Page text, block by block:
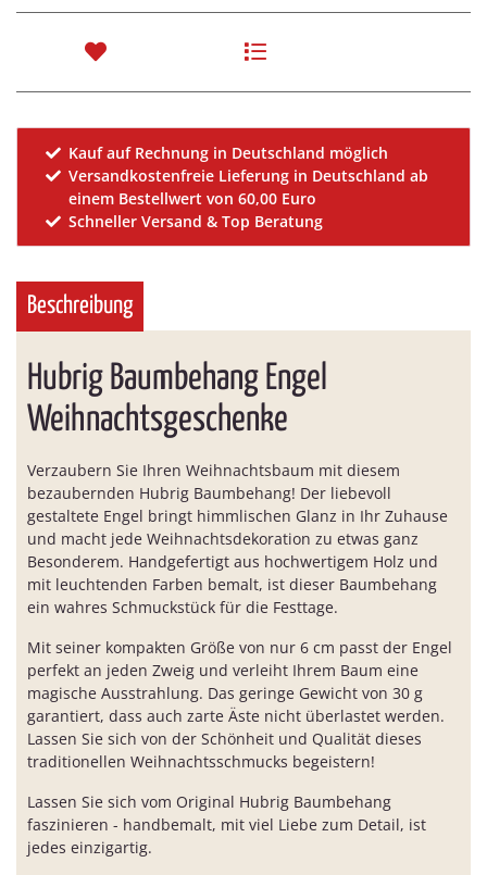
Kauf auf Rechnung in Deutschland möglich
Versandkostenfreie Lieferung in Deutschland ab
einem Bestellwert von 60,00 Euro
Schneller Versand & Top Beratung
Beschreibung
Hubrig Baumbehang Engel
Weihnachtsgeschenke
Verzaubern Sie Ihren Weihnachtsbaum mit diesem
bezaubernden Hubrig Baumbehang! Der liebevoll
gestaltete Engel bringt himmlischen Glanz in Ihr Zuhause
und macht jede Weihnachtsdekoration zu etwas ganz
Besonderem. Handgefertigt aus hochwertigem Holz und
mit leuchtenden Farben bemalt, ist dieser Baumbehang
ein wahres Schmuckstück für die Festtage.
Mit seiner kompakten Größe von nur 6 cm passt der Engel
perfekt an jeden Zweig und verleiht Ihrem Baum eine
magische Ausstrahlung. Das geringe Gewicht von 30 g
garantiert, dass auch zarte Äste nicht überlastet werden.
Lassen Sie sich von der Schönheit und Qualität dieses
traditionellen Weihnachtsschmucks begeistern!
Lassen Sie sich vom Original Hubrig Baumbehang
faszinieren - handbemalt, mit viel Liebe zum Detail, ist
jedes einzigartig.